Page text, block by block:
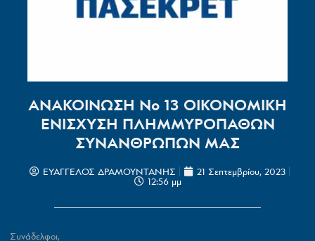
ΑΝΑΚΟΙΝΩΣΗ Νο 13 ΟΙΚΟΝΟΜΙΚΗ
ΕΝΙΣΧΥΣΗ ΠΛΗΜΜΥΡΟΠΑΘΩΝ
ΣΥΝΑΝΘΡΩΠΩΝ ΜΑΣ
ΕΥΑΓΓΕΛΟΣ ΔΡΑΜΟΥΝΤΑΝΗΣ
21 Σεπτεμβρίου, 2023
12:56 μμ
Συνάδελφοι,